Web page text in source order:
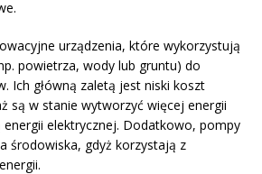
urządzenia, które wykorzystują
powietrza, wody lub gruntu) do
Ich główną zaletą jest niski koszt
są w stanie wytworzyć więcej energii
energii elektrycznej. Dodatkowo, pompy
środowiska, gdyż korzystają z